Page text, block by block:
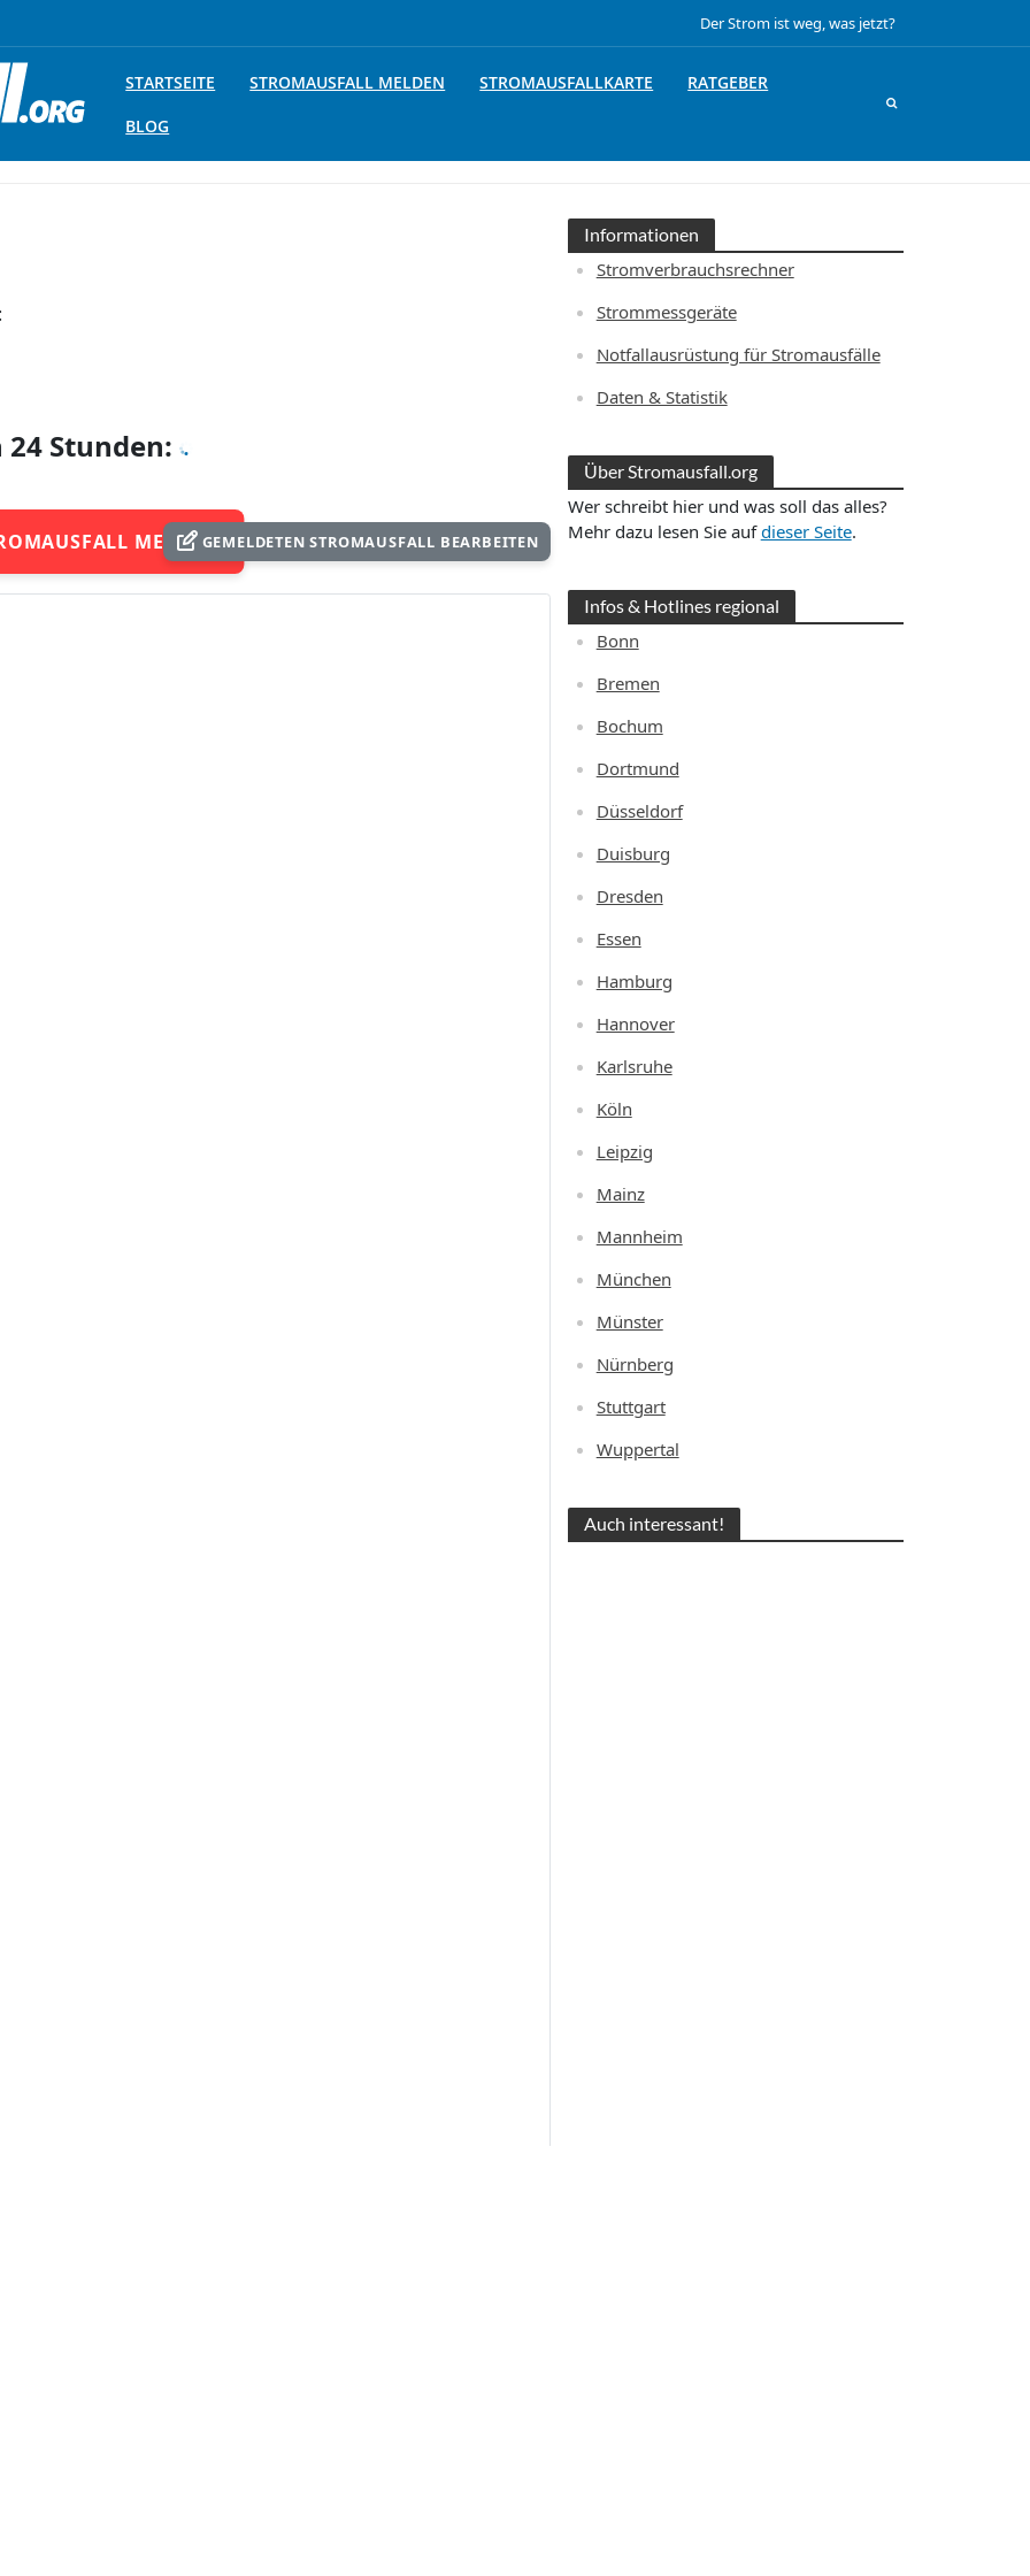
Der Strom ist weg, was jetzt?
STARTSEITE STROMAUSFALL MELDEN STROMAUSFALLKARTE
RATGEBER
BLOG
Stunden:
MELDENGEMELDETEN STROMAUSFALL BEARBEITEN
Informationen
Stromverbrauchsrechner
Strommessgeräte
Notfallausrüstung für Stromausfälle
Daten & Statistik
Über Stromausfall.org
Wer schreibt hier und was soll das alles?
Mehr dazu lesen Sie aufdieser Seite.
Infos & Hotlines regional
Bonn
Bremen
Bochum
Dortmund
Düsseldorf
Duisburg
Dresden
Essen
Hamburg
Hannover
Karlsruhe
Köln
Leipzig
Mainz
Mannheim
München
Münster
Nürnberg
Stuttgart
Wuppertal
Auch interessant!